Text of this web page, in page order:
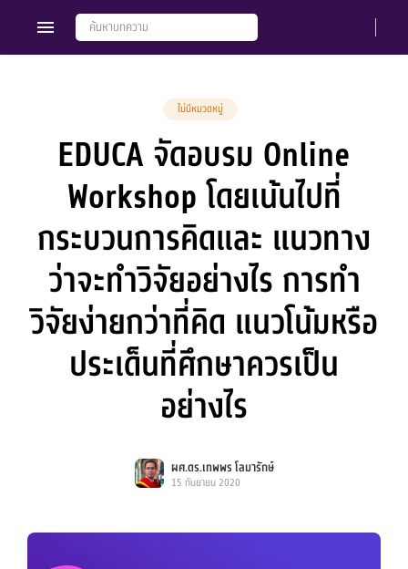
ไม่มีหมวดหมู่
EDUCA จัดอบรม Online
Workshop โดยเน้นไปที่
กระบวนการคิดและ แนวทาง
ว่าจะทำวิจัยอย่างไร การทำ
วิจัยง่ายกว่าที่คิด แนวโน้มหรือ
ประเด็นที่ศึกษาควรเป็น
อย่างไร
ผศ.ดร.เทพพร โลมารักษ์
15 กันยายน 2020
Groups